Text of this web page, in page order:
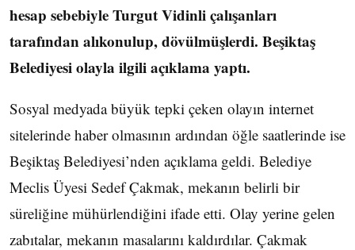
hesap sebebiyle Turgut Vidinli çalışanları
tarafından alıkonulup, dövülmüşlerdi. Beşiktaş
Belediyesi olayla ilgili açıklama yaptı.
Sosyal medyada büyük tepki çeken olayın internet
sitelerinde haber olmasının ardından öğle saatlerinde ise
Beşiktaş Belediyesi’nden açıklama geldi. Belediye
Meclis Üyesi Sedef Çakmak, mekanın belirli bir
süreliğine mühürlendiğini ifade etti. Olay yerine gelen
zabıtalar, mekanın masalarını kaldırdılar. Çakmak